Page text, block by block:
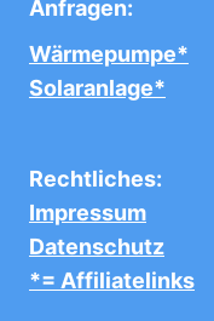
Anfragen:
Wärmepumpe*
Solaranlage*
Rechtliches:
Impressum
Datenschutz
*= Affiliatelinks